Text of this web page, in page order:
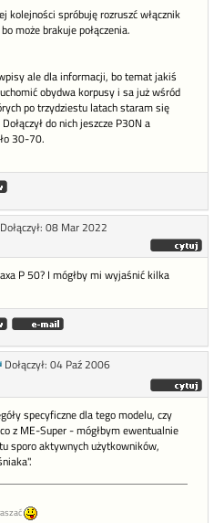
kolejności spróbuję rozruszć włącznik
może brakuje połączenia.
ale dla informacji, bo temat jakiś
obydwa korpusy i sa już wśród
po trzydziestu latach staram się
do nich jeszcze P30N a
30-70.
Dołączył: 08 Mar 2022
P 50? I mógłby mi wyjaśnić kilka
Dołączył: 04 Paź 2006
specyficzne dla tego modelu, czy
z ME-Super - mógłbym ewentualnie
sporo aktywnych użytkowników,